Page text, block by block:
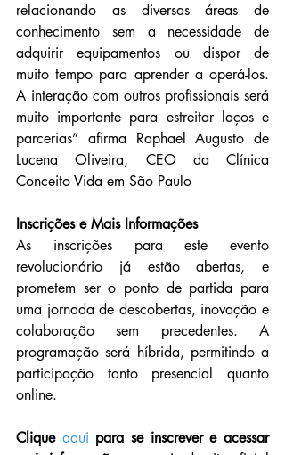
relacionando as diversas áreas de
conhecimento sem a necessidade de
adquirir equipamentos ou dispor de
muito tempo para aprender a operá-los.
A interação com outros profissionais será
muito importante para estreitar laços e
parcerias” afirma Raphael Augusto de
Lucena Oliveira, CEO da Clínica
Conceito Vida em São Paulo
Inscrições e Mais Informações
As inscrições para este evento
revolucionário já estão abertas, e
prometem ser o ponto de partida para
uma jornada de descobertas, inovação e
colaboração sem precedentes. A
programação será híbrida, permitindo a
participação tanto presencial quanto
online.
Clique aqui para se inscrever e acessar